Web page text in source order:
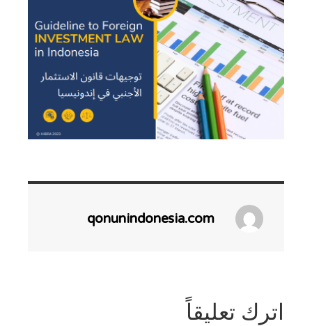
qonunindonesia.com
اترك تعليقاً